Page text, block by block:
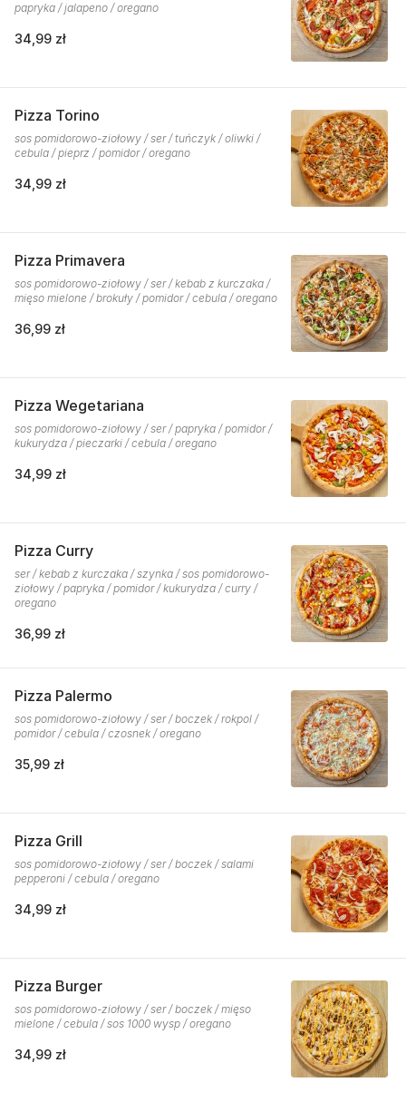
papryka / jalapeno / oregano
34,99 zł
Pizza Torino
sos pomidorowo-ziołowy / ser / tuńczyk / oliwki /
cebula / pieprz / pomidor / oregano
34,99 zł
Pizza Primavera
sos pomidorowo-ziołowy / ser / kebab z kurczaka /
mięso mielone / brokuły / pomidor / cebula / oregano
36,99 zł
Pizza Wegetariana
sos pomidorowo-ziołowy / ser / papryka / pomidor /
kukurydza / pieczarki / cebula / oregano
34,99 zł
Pizza Curry
ser / kebab z kurczaka / szynka / sos pomidorowo-
ziołowy / papryka / pomidor / kukurydza / curry /
oregano
36,99 zł
Pizza Palermo
sos pomidorowo-ziołowy / ser / boczek / rokpol /
pomidor / cebula / czosnek / oregano
35,99 zł
Pizza Grill
sos pomidorowo-ziołowy / ser / boczek / salami
pepperoni / cebula / oregano
34,99 zł
Pizza Burger
sos pomidorowo-ziołowy / ser / boczek / mięso
mielone / cebula / sos 1000 wysp / oregano
34,99 zł